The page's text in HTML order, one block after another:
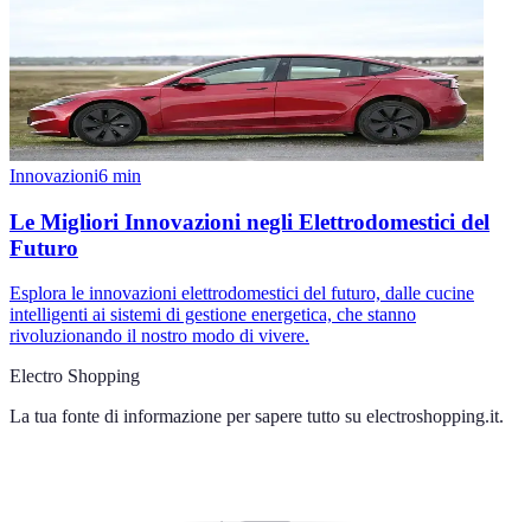
Innovazioni6 min
Le Migliori Innovazioni negli Elettrodomestici del
Futuro
Esplora le innovazioni elettrodomestici del futuro, dalle cucine
intelligenti ai sistemi di gestione energetica, che stanno
rivoluzionando il nostro modo di vivere.
Electro Shopping
La tua fonte di informazione per sapere tutto su electroshopping.it.